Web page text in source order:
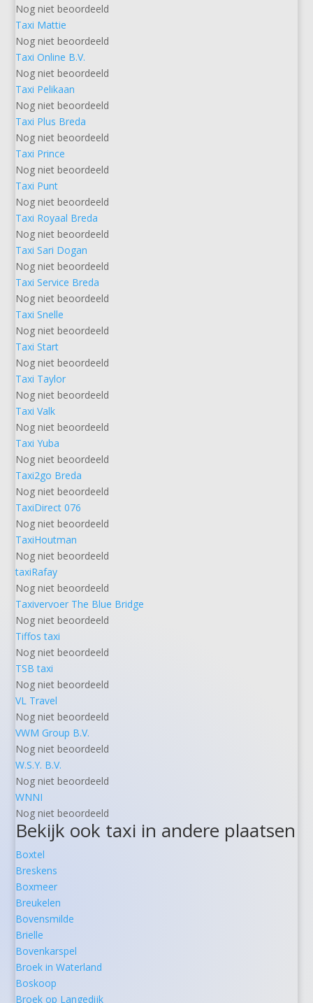
Nog niet beoordeeld
Taxi Mattie
Nog niet beoordeeld
Taxi Online B.V.
Nog niet beoordeeld
Taxi Pelikaan
Nog niet beoordeeld
Taxi Plus Breda
Nog niet beoordeeld
Taxi Prince
Nog niet beoordeeld
Taxi Punt
Nog niet beoordeeld
Taxi Royaal Breda
Nog niet beoordeeld
Taxi Sari Dogan
Nog niet beoordeeld
Taxi Service Breda
Nog niet beoordeeld
Taxi Snelle
Nog niet beoordeeld
Taxi Start
Nog niet beoordeeld
Taxi Taylor
Nog niet beoordeeld
Taxi Valk
Nog niet beoordeeld
Taxi Yuba
Nog niet beoordeeld
Taxi2go Breda
Nog niet beoordeeld
TaxiDirect 076
Nog niet beoordeeld
TaxiHoutman
Nog niet beoordeeld
taxiRafay
Nog niet beoordeeld
Taxivervoer The Blue Bridge
Nog niet beoordeeld
Tiffos taxi
Nog niet beoordeeld
TSB taxi
Nog niet beoordeeld
VL Travel
Nog niet beoordeeld
VWM Group B.V.
Nog niet beoordeeld
W.S.Y. B.V.
Nog niet beoordeeld
WNNI
Nog niet beoordeeld
Bekijk ook taxi in andere plaatsen
Boxtel
Breskens
Boxmeer
Breukelen
Bovensmilde
Brielle
Bovenkarspel
Broek in Waterland
Boskoop
Broek op Langedijk